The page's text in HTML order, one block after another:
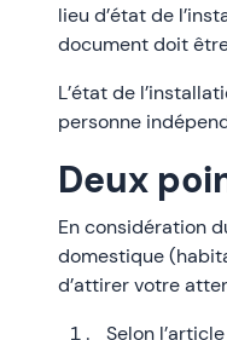
lieu d’état de
document doit
L’état de
personne
Deux
En considération
domestique
d’attirer votre
Selon